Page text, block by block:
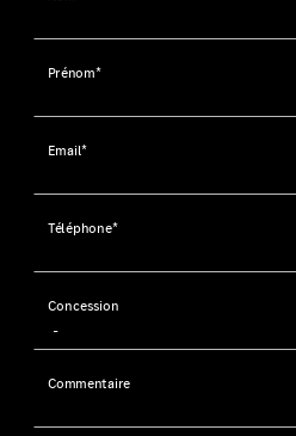
Prénom*
Email*
Téléphone*
Concession
Commentaire